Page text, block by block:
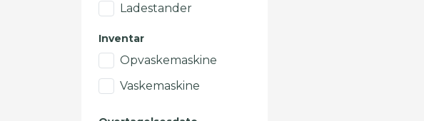
Ladestander
Inventar
Opvaskemaskine
Vaskemaskine